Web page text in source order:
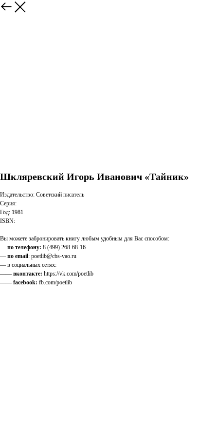
Шкляревский Игорь Иванович «Тайник»
Издательство: Советский писатель
Серия:
Год: 1981
ISBN:
Вы можете забронировать книгу любым удобным для Вас способом:
— по телефону: 8 (499) 268-68-16
— по email: poetlib@cbs-vao.ru
— в социальных сетях:
—— вконтакте: https://vk.com/poetlib
—— facebook: fb.com/poetlib